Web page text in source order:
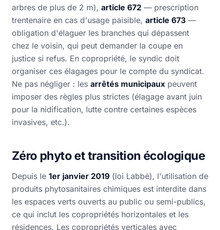
arbres de plus de 2 m), article 672 — prescription
trentenaire en cas d'usage paisible, article 673 —
obligation d'élaguer les branches qui dépassent
chez le voisin, qui peut demander la coupe en
justice si refus. En copropriété, le syndic doit
organiser ces élagages pour le compte du syndicat.
Ne pas négliger : les arrêtés municipaux peuvent
imposer des règles plus strictes (élagage avant juin
pour la nidification, lutte contre certaines espèces
invasives, etc.).
Zéro phyto et transition écologique
Depuis le 1er janvier 2019 (loi Labbé), l'utilisation de
produits phytosanitaires chimiques est interdite dans
les espaces verts ouverts au public ou semi-publics,
ce qui inclut les copropriétés horizontales et les
résidences. Les copropriétés verticales avec